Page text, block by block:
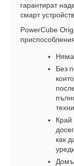
гарантират
смарт
PowerCube
Няма
Без
Край
как